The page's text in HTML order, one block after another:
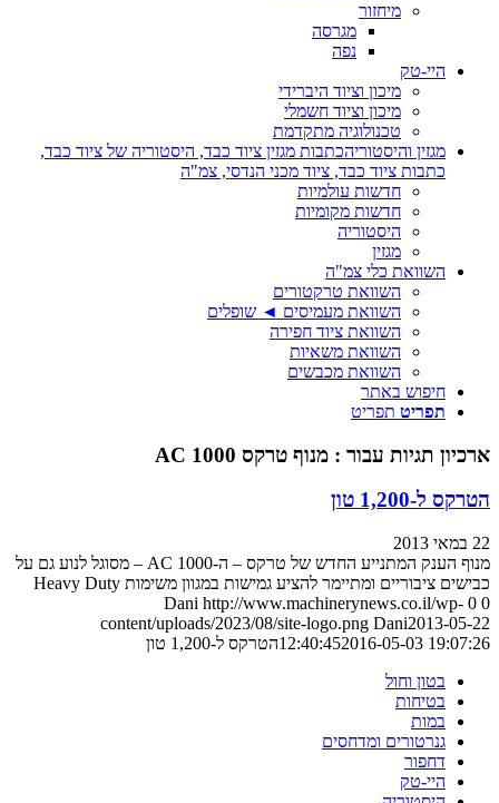
מיחזור
מגרסה
נפה
היי-טק
מיכון וציוד היברידי
מיכון וציוד חשמלי
טכנולוגיה מתקדמת
מגזין והיסטוריהכתבות מגזין ציוד כבד, היסטוריה של ציוד כבד,
כתבות ציוד כבד, ציוד מכני הנדסי, צמ"ה
חדשות עולמיות
חדשות מקומיות
היסטוריה
מגזין
השוואת כלי צמ"ה
השוואת טרקטורים
השוואת מעמיסים ◄ שופלים
השוואת ציוד חפירה
השוואת משאיות
השוואת מכבשים
חיפוש באתר
תפריט תפריט
ארכיון תגיות עבור : מנוף טרקס AC 1000
הטרקס ל-1,200 טון
22 במאי 2013
מנוף הענק המתנייע החדש של טרקס – ה-AC 1000 – מסוגל לנוע גם על
כבישים ציבוריים ומתיימר להציע גמישות במגוון משימות Heavy Duty
0
0
Dani http://www.machinerynews.co.il/wp-
content/uploads/2023/08/site-logo.png Dani2013-05-22
12:40:452016-05-03 19:07:26
הטרקס ל-1,200 טון
בטון וחול
בטיחות
במות
גנרטורים ומדחסים
דחפור
היי-טק